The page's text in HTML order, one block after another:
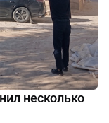
несколько